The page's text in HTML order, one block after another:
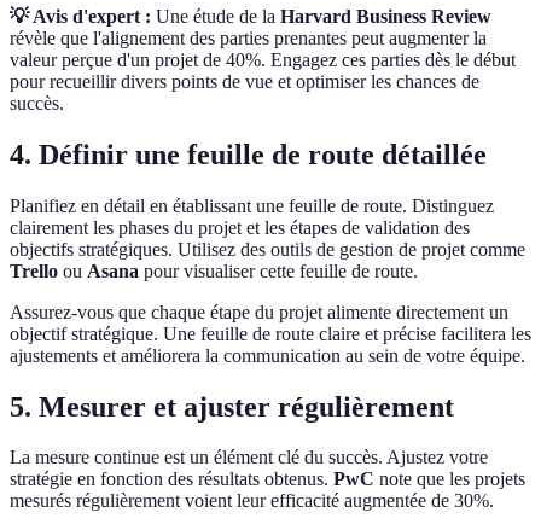
💡 Avis d'expert : Une étude de la Harvard Business Review
révèle que l'alignement des parties prenantes peut augmenter la
valeur perçue d'un projet de 40%. Engagez ces parties dès le début
pour recueillir divers points de vue et optimiser les chances de
succès.
4. Définir une feuille de route détaillée
Planifiez en détail en établissant une feuille de route. Distinguez
clairement les phases du projet et les étapes de validation des
objectifs stratégiques. Utilisez des outils de gestion de projet comme
Trello ou Asana pour visualiser cette feuille de route.
Assurez-vous que chaque étape du projet alimente directement un
objectif stratégique. Une feuille de route claire et précise facilitera les
ajustements et améliorera la communication au sein de votre équipe.
5. Mesurer et ajuster régulièrement
La mesure continue est un élément clé du succès. Ajustez votre
stratégie en fonction des résultats obtenus. PwC note que les projets
mesurés régulièrement voient leur efficacité augmentée de 30%.